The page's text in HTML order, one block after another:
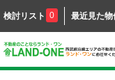
検討リスト 0 最近見た物